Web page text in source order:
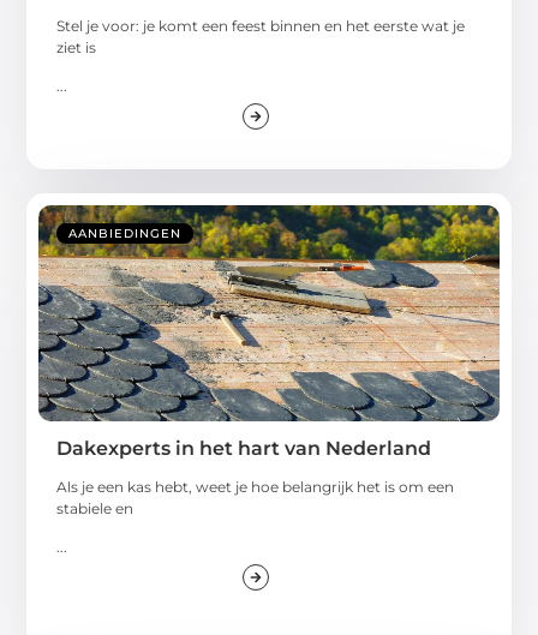
Stel je voor: je komt een feest binnen en het eerste wat je
ziet is
...
AANBIEDINGEN
Dakexperts in het hart van Nederland
Als je een kas hebt, weet je hoe belangrijk het is om een
stabiele en
...